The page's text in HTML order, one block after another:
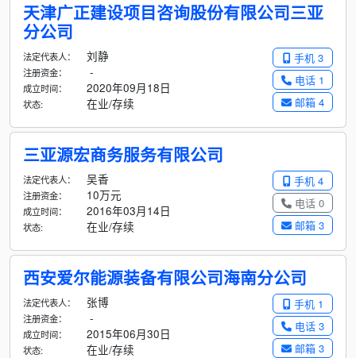
天津广正建设项目咨询股份有限公司三亚
分公司
手机 3
电话 1
邮箱 4
法定代表人： 刘静
注册资金： -
成立时间： 2020年09月18日
状态: 在业/存续
三亚源宏商务服务有限公司
手机 4
电话 0
邮箱 3
法定代表人： 吴香
注册资金： 10万元
成立时间： 2016年03月14日
状态: 在业/存续
西安爱尔能源装备有限公司海南分公司
手机 1
电话 3
邮箱 3
法定代表人： 张博
注册资金： -
成立时间： 2015年06月30日
状态: 在业/存续